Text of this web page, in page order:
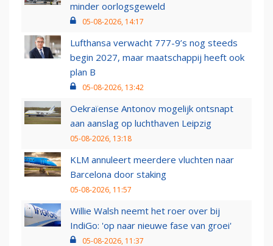
minder oorlogsgeweld
05-08-2026, 14:17
Lufthansa verwacht 777-9’s nog steeds
begin 2027, maar maatschappij heeft ook
plan B
05-08-2026, 13:42
Oekraïense Antonov mogelijk ontsnapt
aan aanslag op luchthaven Leipzig
05-08-2026, 13:18
KLM annuleert meerdere vluchten naar
Barcelona door staking
05-08-2026, 11:57
Willie Walsh neemt het roer over bij
IndiGo: 'op naar nieuwe fase van groei'
05-08-2026, 11:37